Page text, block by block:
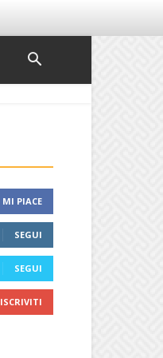
MI PIACE
SEGUI
SEGUI
ISCRIVITI